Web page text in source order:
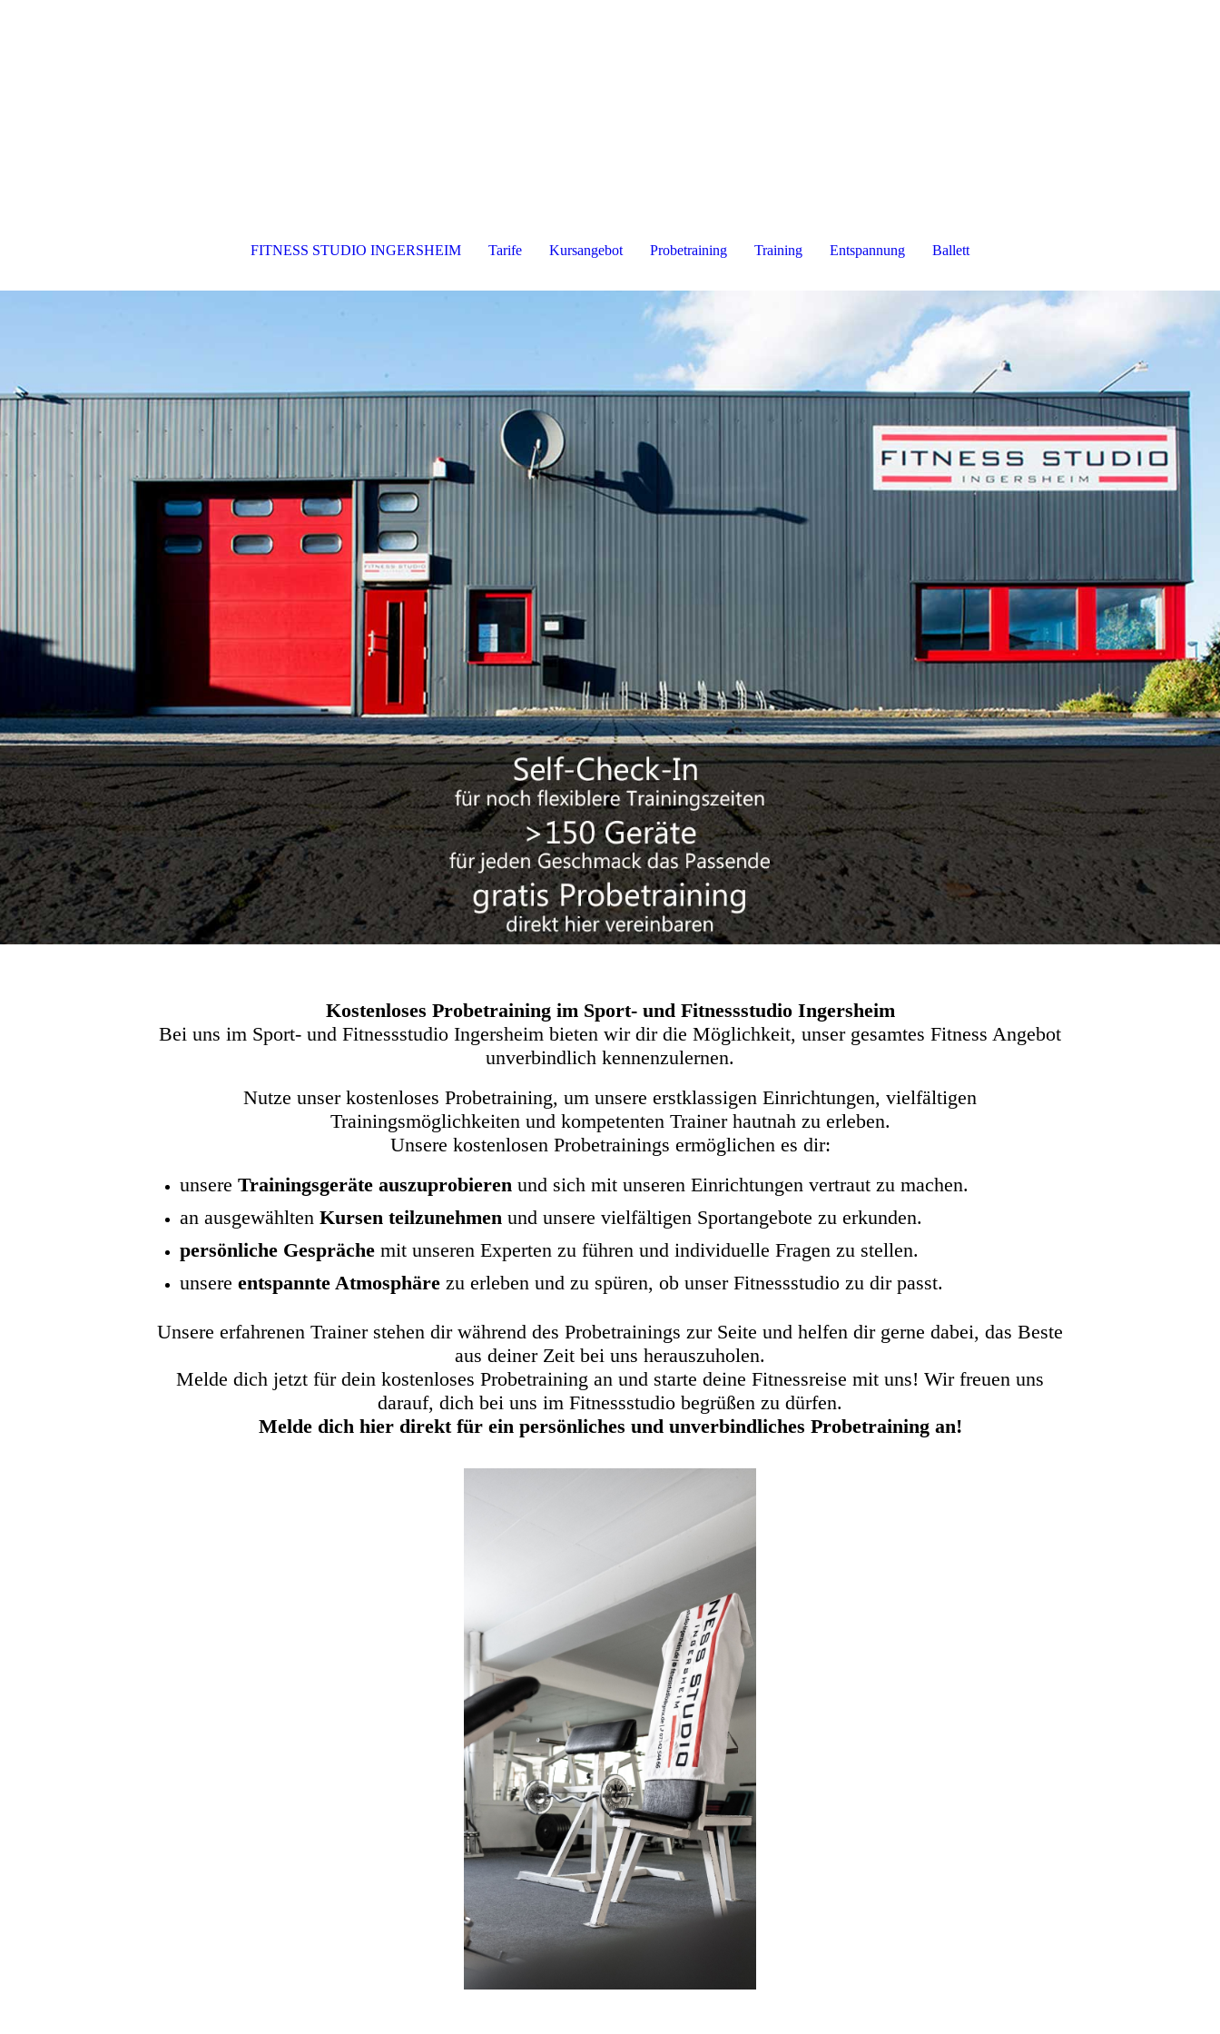
FITNESS STUDIO INGERSHEIM Tarife Kursangebot Probetraining Training Entspannung Ballett
Kostenloses Probetraining im Sport- und Fitnessstudio Ingersheim
Bei uns im Sport- und Fitnessstudio Ingersheim bieten wir dir die Möglichkeit, unser gesamtes Fitness Angebot
unverbindlich kennenzulernen.
Nutze unser kostenloses Probetraining, um unsere erstklassigen Einrichtungen, vielfältigen
Trainingsmöglichkeiten und kompetenten Trainer hautnah zu erleben.
Unsere kostenlosen Probetrainings ermöglichen es dir:
unsere Trainingsgeräte auszuprobieren und sich mit unseren Einrichtungen vertraut zu machen.
an ausgewählten Kursen teilzunehmen und unsere vielfältigen Sportangebote zu erkunden.
persönliche Gespräche mit unseren Experten zu führen und individuelle Fragen zu stellen.
unsere entspannte Atmosphäre zu erleben und zu spüren, ob unser Fitnessstudio zu dir passt.
Unsere erfahrenen Trainer stehen dir während des Probetrainings zur Seite und helfen dir gerne dabei, das Beste
aus deiner Zeit bei uns herauszuholen.
Melde dich jetzt für dein kostenloses Probetraining an und starte deine Fitnessreise mit uns! Wir freuen uns
darauf, dich bei uns im Fitnessstudio begrüßen zu dürfen.
Melde dich hier direkt für ein persönliches und unverbindliches Probetraining an!